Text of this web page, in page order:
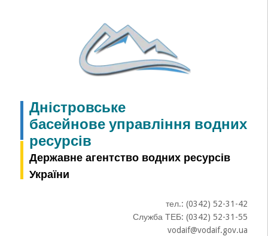
Дністровське
басейнове управління водних
ресурсів
Державне агентство водних ресурсів
України
тел.: (0342) 52-31-42
Служба ТЕБ: (0342) 52-31-55
vodaif@vodaif.gov.ua